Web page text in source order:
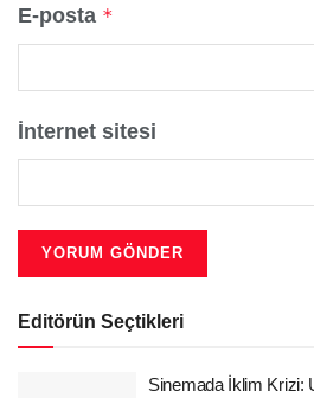
E-posta *
İnternet sitesi
Editörün Seçtikleri
Sinemada İklim Krizi: